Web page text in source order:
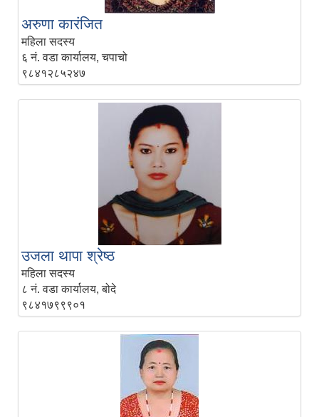
अरुणा कारंजित
महिला सदस्य
६ नं. वडा कार्यालय, चपाचो
९८४१२८५२४७
उजला थापा श्रेष्ठ
महिला सदस्य
८ नं. वडा कार्यालय, बोदे
९८४१७९९९०१